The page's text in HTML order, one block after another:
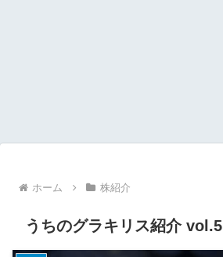
ホーム 株紹介
うちのグラキリス紹介 vol.5